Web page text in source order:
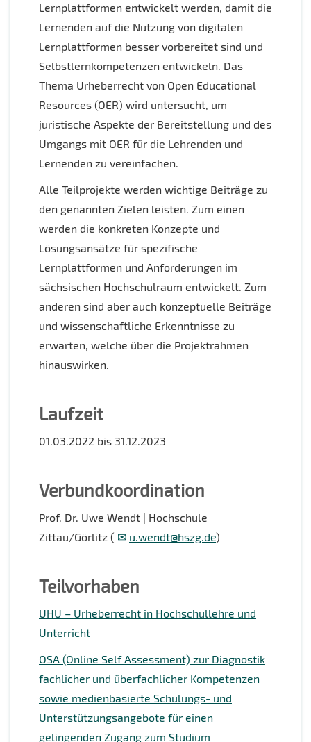
Lernplattformen entwickelt werden, damit die
Lernenden auf die Nutzung von digitalen
Lernplattformen besser vorbereitet sind und
Selbstlernkompetenzen entwickeln. Das
Thema Urheberrecht von Open Educational
Resources (OER) wird untersucht, um
juristische Aspekte der Bereitstellung und des
Umgangs mit OER für die Lehrenden und
Lernenden zu vereinfachen.
Alle Teilprojekte werden wichtige Beiträge zu
den genannten Zielen leisten. Zum einen
werden die konkreten Konzepte und
Lösungsansätze für spezifische
Lernplattformen und Anforderungen im
sächsischen Hochschulraum entwickelt. Zum
anderen sind aber auch konzeptuelle Beiträge
und wissenschaftliche Erkenntnisse zu
erwarten, welche über die Projektrahmen
hinauswirken.
Laufzeit
01.03.2022 bis 31.12.2023
Verbundkoordination
Prof. Dr. Uwe Wendt | Hochschule
Zittau/Görlitz (
u.wendt@hszg.de)
Teilvorhaben
UHU – Urheberrecht in Hochschullehre und
Unterricht
OSA (Online Self Assessment) zur Diagnostik
fachlicher und überfachlicher Kompetenzen
sowie medienbasierte Schulungs- und
Unterstützungsangebote für einen
gelingenden Zugang zum Studium